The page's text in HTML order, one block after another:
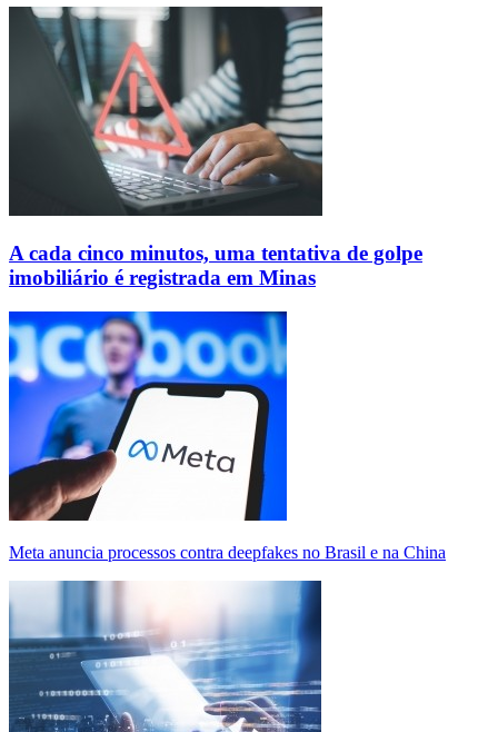
A cada cinco minutos, uma tentativa de golpe
imobiliário é registrada em Minas
Meta anuncia processos contra deepfakes no Brasil e na China